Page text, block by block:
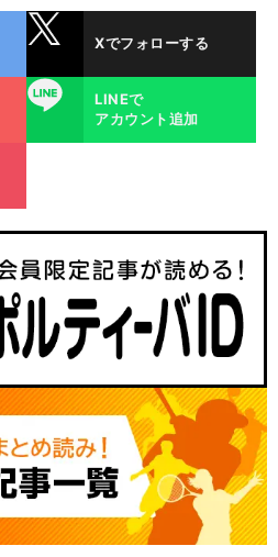
Xでフォローする
LINE
LINEで
アカウント追加